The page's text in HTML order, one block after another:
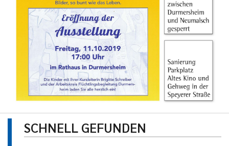
SCHNELL GEFUNDEN